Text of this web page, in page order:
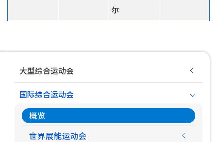
尔
navigation
大型综合运动会
国际综合运动会
概览
世界展能运动会